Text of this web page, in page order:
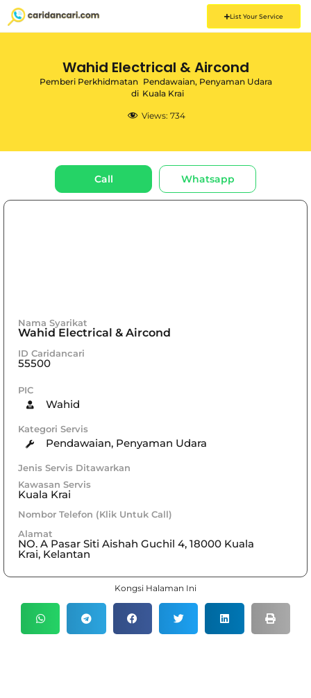
List Your Service
Wahid Electrical & Aircond
Pemberi Perkhidmatan Pendawaian, Penyaman Udara
di Kuala Krai
Views: 734
Call Whatsapp
Nama Syarikat
Wahid Electrical & Aircond
ID Caridancari
55500
PIC
Wahid
Kategori Servis
Pendawaian, Penyaman Udara
Jenis Servis Ditawarkan
Kawasan Servis
Kuala Krai
Nombor Telefon (Klik Untuk Call)
Alamat
NO. A Pasar Siti Aishah Guchil 4, 18000 Kuala
Krai, Kelantan
Kongsi Halaman Ini